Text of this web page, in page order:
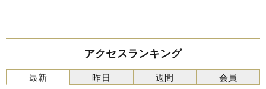
アクセスランキング
最新 昨日 週間 会員